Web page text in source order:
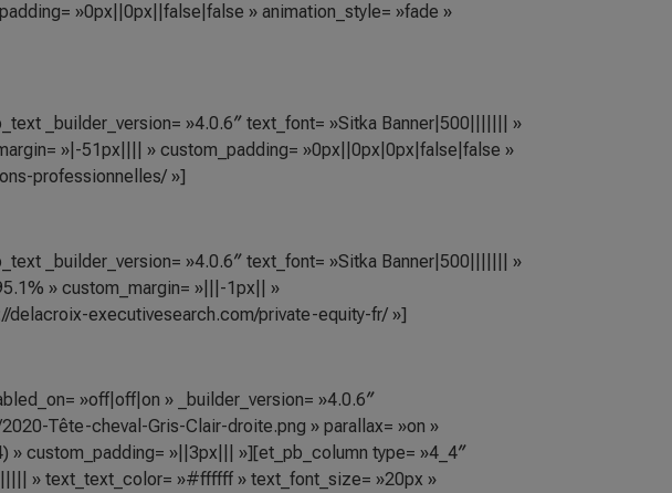
»0px||0px||false|false » animation_style= »fade »
_builder_version= »4.0.6″ text_font= »Sitka Banner|500||||||| »
»|-51px|||| » custom_padding= »0px||0px|0px|false|false »
professionnelles/ »]
_builder_version= »4.0.6″ text_font= »Sitka Banner|500||||||| »
» custom_margin= »|||-1px|| »
delacroix-executivesearch.com/private-equity-fr/ »]
»off|off|on » _builder_version= »4.0.6″
Tête-cheval-Gris-Clair-droite.png » parallax= »on »
» custom_padding= »||3px||| »][et_pb_column type= »4_4″
» text_text_color= »#ffffff » text_font_size= »20px »